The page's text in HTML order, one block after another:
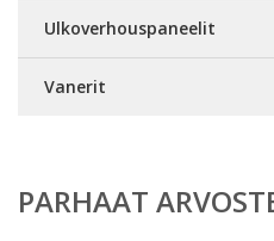
Ulkoverhouspaneelit
Vanerit
PARHAAT